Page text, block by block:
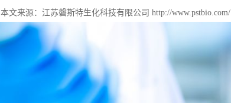
本文来源：江苏磐斯特生化科技有限公司 http://www.pstbio.com/